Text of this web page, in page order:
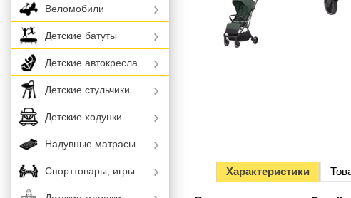
Характеристики
Веломобили
Детские батуты
Детские автокресла
Детские стульчики
Детские ходунки
Надувные матрасы
Спорттовары, игры